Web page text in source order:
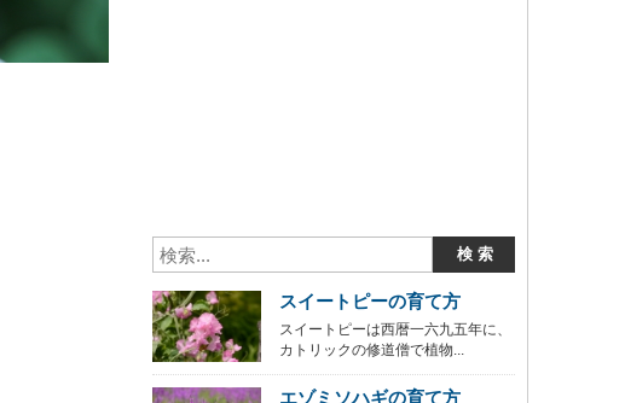
スイートピーの育て方
スイートピーは西暦一六九五年に、
カトリックの修道僧で植物...
エゾミソハギの育て方